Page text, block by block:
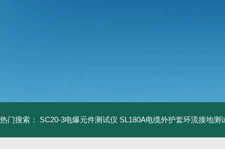
热门搜索： SC20-3电爆元件测试仪 SL180A电缆外护套环流接地测